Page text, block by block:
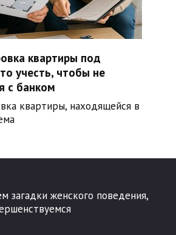
квартиры под
учесть, чтобы не
с банком
квартиры, находящейся в
загадки женского поведения,